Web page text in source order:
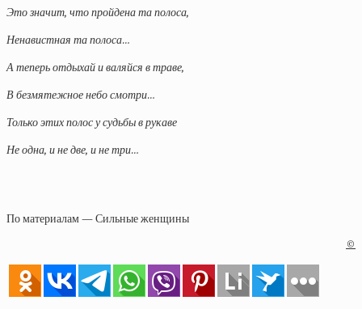
Это значит, что пройдена та полоса,
Ненавистная та полоса…
А теперь отдыхай и валяйся в траве,
В безмятежное небо смотри…
Только этих полос у судьбы в рукаве
Не одна, и не две, и не три…
По материалам — Сильные женщины
©